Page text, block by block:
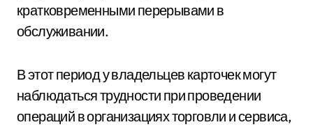
кратковременными перерывами в
обслуживании.
В этот период у владельцев карточек могут
наблюдаться трудности при проведении
операций в организациях торговли и сервиса,